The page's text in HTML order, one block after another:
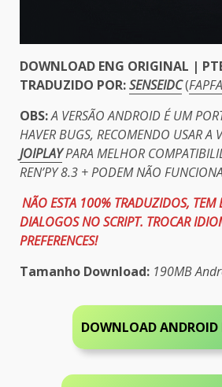
DOWNLOAD ENG ORIGINAL |
TRADUZIDO POR:SENSEIDC(
OBS:A VERSÃO ANDROID É UM
HAVER BUGS, RECOMENDO USAR A
JOIPLAYPARA MELHOR
REN’PY 8.3 + PODEM NÃO
NÃO ESTA 100% TRADUZIDOS, TEM
DIALOGOS NO SCRIPT. TROCAR
PREFERENCES!
Tamanho Download: 190MB
DOWNLOAD ANDROID